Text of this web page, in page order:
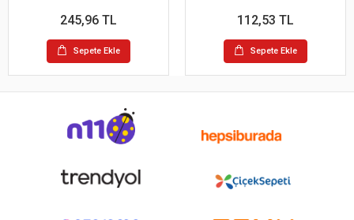
245,96 TL
Sepete Ekle
112,53 TL
Sepete Ekle